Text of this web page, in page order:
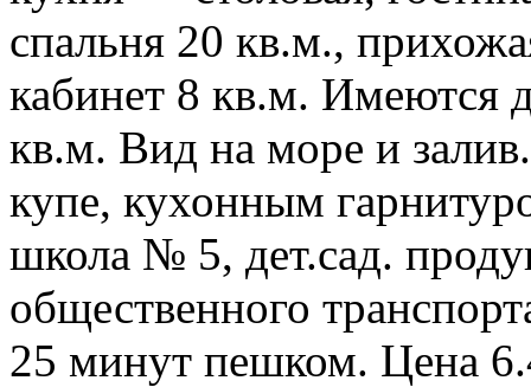
спальня 20 кв.м.,
кабинет 8 кв.м. Имеются
кв.м. Вид на море и
купе, кухонным
школа № 5, дет.сад.
общественного
25 минут пешком. Цена